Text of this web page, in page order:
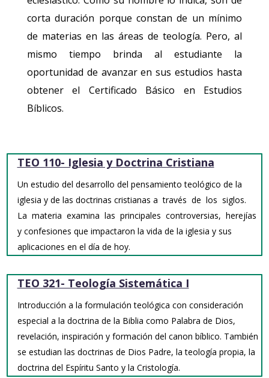
corta duración porque constan de un mínimo
de materias en las áreas de teología. Pero, al
mismo tiempo brinda al estudiante la
oportunidad de avanzar en sus estudios hasta
obtener el Certificado Básico en Estudios
Bíblicos.
TEO 110- Iglesia y Doctrina Cristiana
Un estudio del desarrollo del pensamiento teológico de la
iglesia y de las doctrinas cristianas a través de los siglos.
La materia examina las principales controversias, herejías
y confesiones que impactaron la vida de la iglesia y sus
aplicaciones en el día de hoy.
TEO 321- Teología Sistemática I
Introducción a la formulación teológica con consideración
especial a la doctrina de la Biblia como Palabra de Dios,
revelación, inspiración y formación del canon bíblico. También
se estudian las doctrinas de Dios Padre, la teología propia, la
doctrina del Espíritu Santo y la Cristología.